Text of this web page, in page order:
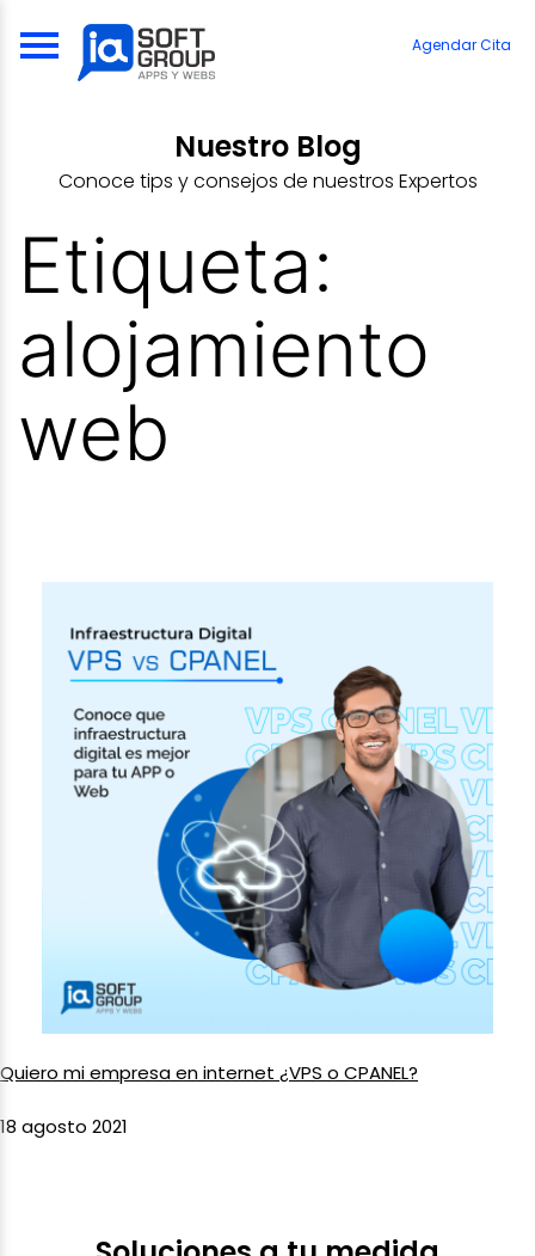
Agendar Cita
Nuestro Blog
Conoce tips y consejos de nuestros Expertos
Etiqueta:
alojamiento
web
Quiero mi empresa en internet ¿VPS o CPANEL?
18 agosto 2021